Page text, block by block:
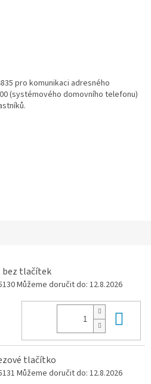
pro komunikaci adresného
(systémového domovního telefonu)
bez tlačítek
Můžeme doručit do: 12.8.2026
tlačítko
Můžeme doručit do: 12.8.2026